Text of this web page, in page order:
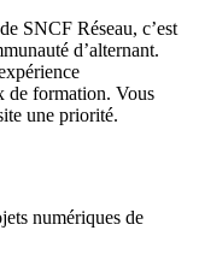
SNCF Réseau, c’est
d’alternant.
de formation. Vous
une priorité.
numériques de